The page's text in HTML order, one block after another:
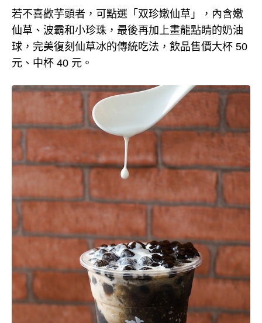
若不喜歡芋頭者，可點選「双珍嫩仙草」，內含嫩
仙草、波霸和小珍珠，最後再加上畫龍點睛的奶油
球，完美復刻仙草冰的傳統吃法，飲品售價大杯 50
元、中杯 40 元。